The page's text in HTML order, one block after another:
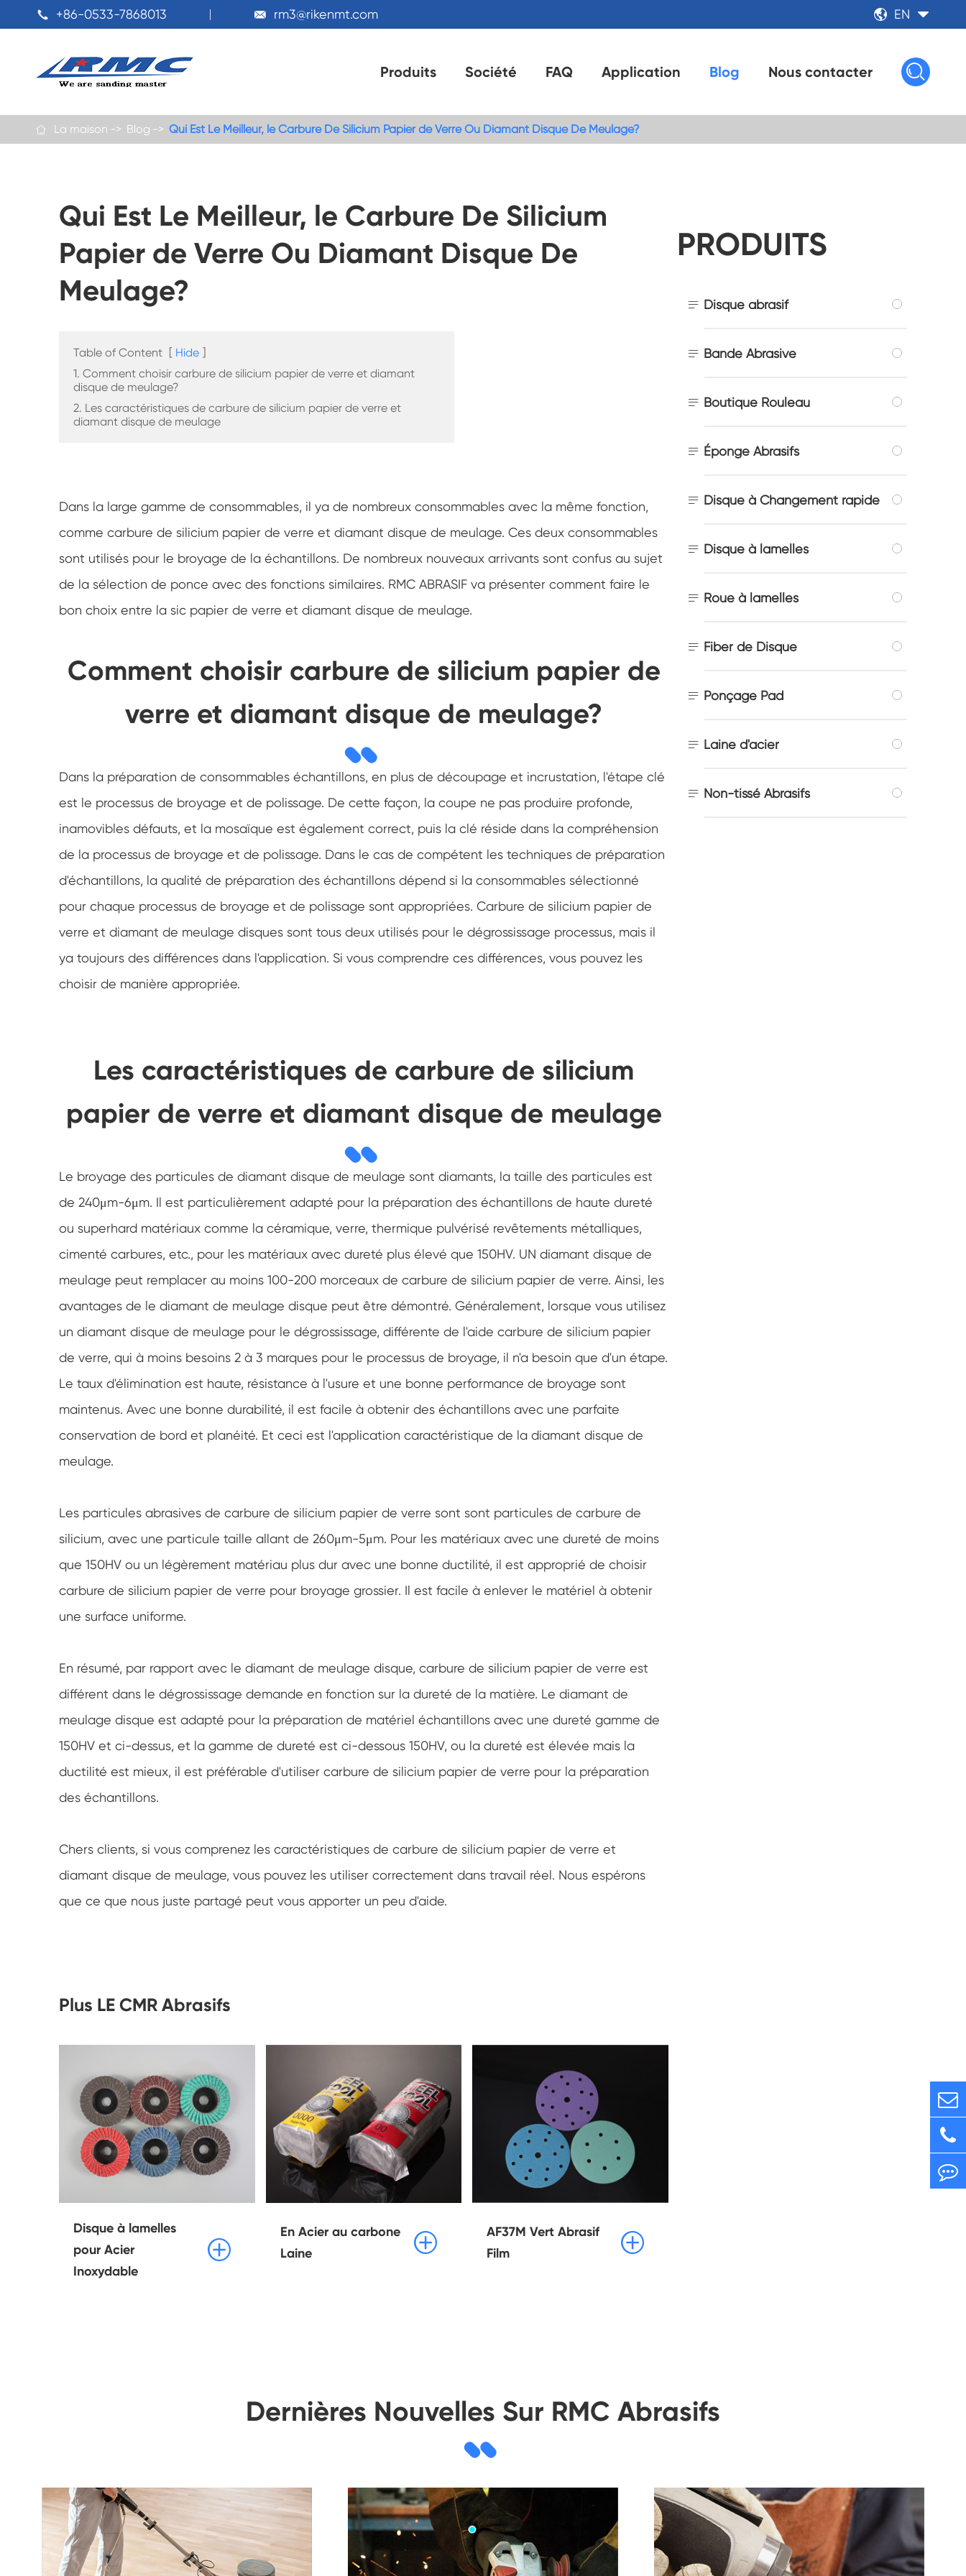
 +86-0533-7868013  rm3@rikenmt.com  EN 
Produits Société FAQ Application Blog Nous contacter 
 La maison Blog Qui Est Le Meilleur, le Carbure De Silicium Papier de Verre Ou Diamant Disque De Meulage?
Qui Est Le Meilleur, le Carbure De Silicium
Papier de Verre Ou Diamant Disque De
Meulage?
Table of Content [ Hide ]
1. Comment choisir carbure de silicium papier de verre et diamant
disque de meulage?
2. Les caractéristiques de carbure de silicium papier de verre et
diamant disque de meulage
Dans la large gamme de consommables, il ya de nombreux consommables avec la même fonction,
comme carbure de silicium papier de verre et diamant disque de meulage. Ces deux consommables
sont utilisés pour le broyage de la échantillons. De nombreux nouveaux arrivants sont confus au sujet
de la sélection de ponce avec des fonctions similaires. RMC ABRASIF va présenter comment faire le
bon choix entre la sic papier de verre et diamant disque de meulage.
Comment choisir carbure de silicium papier de
verre et diamant disque de meulage?
Dans la préparation de consommables échantillons, en plus de découpage et incrustation, l'étape clé
est le processus de broyage et de polissage. De cette façon, la coupe ne pas produire profonde,
inamovibles défauts, et la mosaïque est également correct, puis la clé réside dans la compréhension
de la processus de broyage et de polissage. Dans le cas de compétent les techniques de préparation
d'échantillons, la qualité de préparation des échantillons dépend si la consommables sélectionné
pour chaque processus de broyage et de polissage sont appropriées. Carbure de silicium papier de
verre et diamant de meulage disques sont tous deux utilisés pour le dégrossissage processus, mais il
ya toujours des différences dans l'application. Si vous comprendre ces différences, vous pouvez les
choisir de manière appropriée.
Les caractéristiques de carbure de silicium
papier de verre et diamant disque de meulage
Le broyage des particules de diamant disque de meulage sont diamants, la taille des particules est
de 240μm-6μm. Il est particulièrement adapté pour la préparation des échantillons de haute dureté
ou superhard matériaux comme la céramique, verre, thermique pulvérisé revêtements métalliques,
cimenté carbures, etc., pour les matériaux avec dureté plus élevé que 150HV. UN diamant disque de
meulage peut remplacer au moins 100-200 morceaux de carbure de silicium papier de verre. Ainsi, les
avantages de le diamant de meulage disque peut être démontré. Généralement, lorsque vous utilisez
un diamant disque de meulage pour le dégrossissage, différente de l'aide carbure de silicium papier
de verre, qui à moins besoins 2 à 3 marques pour le processus de broyage, il n'a besoin que d'un étape.
Le taux d'élimination est haute, résistance à l'usure et une bonne performance de broyage sont
maintenus. Avec une bonne durabilité, il est facile à obtenir des échantillons avec une parfaite
conservation de bord et planéité. Et ceci est l'application caractéristique de la diamant disque de
meulage.
Les particules abrasives de carbure de silicium papier de verre sont sont particules de carbure de
silicium, avec une particule taille allant de 260μm-5μm. Pour les matériaux avec une dureté de moins
que 150HV ou un légèrement matériau plus dur avec une bonne ductilité, il est approprié de choisir
carbure de silicium papier de verre pour broyage grossier. Il est facile à enlever le matériel à obtenir
une surface uniforme.
En résumé, par rapport avec le diamant de meulage disque, carbure de silicium papier de verre est
différent dans le dégrossissage demande en fonction sur la dureté de la matière. Le diamant de
meulage disque est adapté pour la préparation de matériel échantillons avec une dureté gamme de
150HV et ci-dessus, et la gamme de dureté est ci-dessous 150HV, ou la dureté est élevée mais la
ductilité est mieux, il est préférable d'utiliser carbure de silicium papier de verre pour la préparation
des échantillons.
Chers clients, si vous comprenez les caractéristiques de carbure de silicium papier de verre et
diamant disque de meulage, vous pouvez les utiliser correctement dans travail réel. Nous espérons
que ce que nous juste partagé peut vous apporter un peu d'aide.
Plus LE CMR Abrasifs
Disque à lamelles
pour Acier
Inoxydable

En Acier au carbone
Laine

AF37M Vert Abrasif
Film

PRODUITS
 Disque abrasif
 Bande Abrasive
 Boutique Rouleau
 Éponge Abrasifs
 Disque à Changement rapide
 Disque à lamelles
 Roue à lamelles
 Fiber de Disque
 Ponçage Pad
 Laine d'acier
 Non-tissé Abrasifs
Dernières Nouvelles Sur RMC Abrasifs